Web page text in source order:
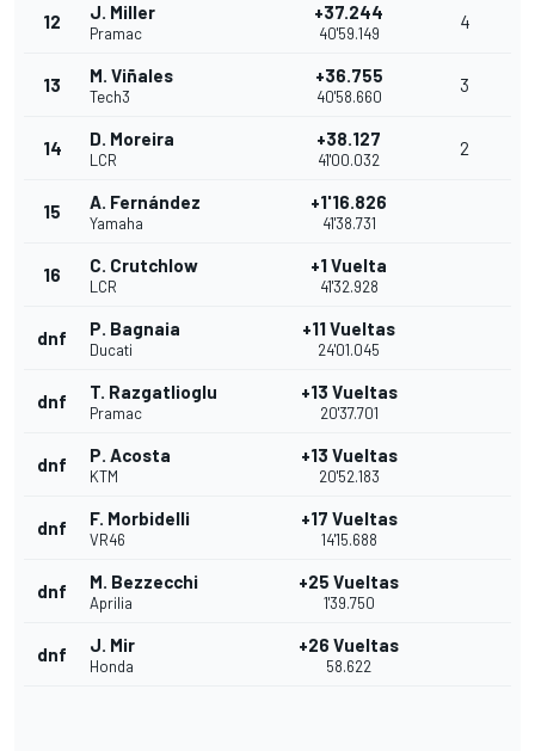
12 J. Miller
Pramac
+37.244
40'59.149
4
13 M. Viñales
Tech3
+36.755
40'58.660
3
14 D. Moreira
LCR
+38.127
41'00.032
2
15 A. Fernández
Yamaha
+1'16.826
41'38.731
16 C. Crutchlow
LCR
+1 Vuelta
41'32.928
dnf P. Bagnaia
Ducati
+11 Vueltas
24'01.045
dnf T. Razgatlioglu
Pramac
+13 Vueltas
20'37.701
dnf P. Acosta
KTM
+13 Vueltas
20'52.183
dnf F. Morbidelli
VR46
+17 Vueltas
14'15.688
dnf M. Bezzecchi
Aprilia
+25 Vueltas
1'39.750
dnf J. Mir
Honda
+26 Vueltas
58.622